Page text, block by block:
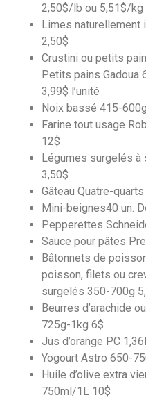
2,50$/lb ou 5,51$/kg
Limes naturellement
2,50$
Crustini ou petits
Petits pains Gadoua
3,99$ l’unité
Noix bassé 415-
Farine tout usage
12$
Légumes surgelés à
3,50$
Gâteau Quatre-
Mini-beignes40 un.
Pepperettes
Sauce pour pâtes
Bâtonnets de
poisson, filets ou
surgelés 350-700g
Beurres d’arachide
725g-1kg 6$
Jus d’orange PC
Yogourt Astro 650-
Huile d’olive extra
750ml/1L 10$